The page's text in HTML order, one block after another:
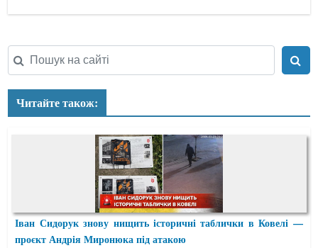
Читайте також:
Іван Сидорук знову нищить історичні таблички в Ковелі —
проєкт Андрія Миронюка під атакою